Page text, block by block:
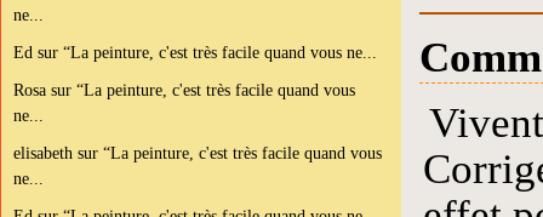
ne...
Ed sur “La peinture, c'est très facile quand vous ne...
Rosa sur “La peinture, c'est très facile quand vous
ne...
elisabeth sur “La peinture, c'est très facile quand vous
ne...